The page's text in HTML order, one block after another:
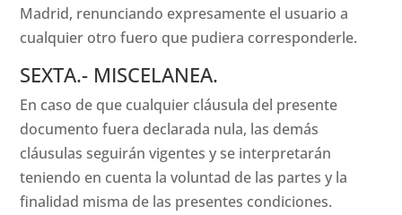
Madrid, renunciando expresamente el usuario a
cualquier otro fuero que pudiera corresponderle.
SEXTA.- MISCELANEA.
En caso de que cualquier cláusula del presente
documento fuera declarada nula, las demás
cláusulas seguirán vigentes y se interpretarán
teniendo en cuenta la voluntad de las partes y la
finalidad misma de las presentes condiciones.